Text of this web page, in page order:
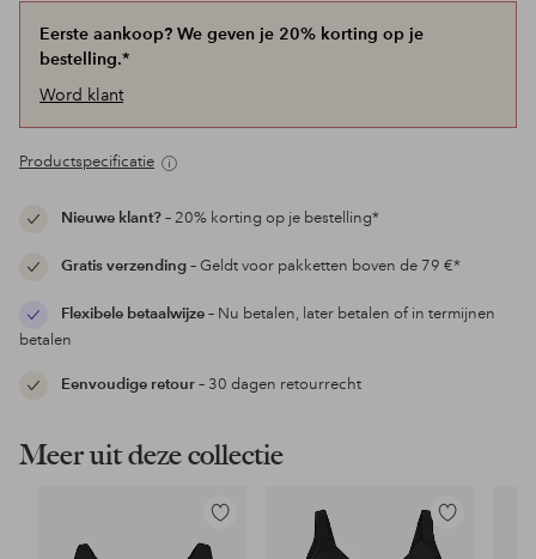
Eerste aankoop? We geven je 20% korting op je
bestelling.*
Word klant
Productspecificatie
Nieuwe klant?– 20% korting op je bestelling*
Gratis verzending– Geldt voor pakketten boven de 79 €*
Flexibele betaalwijze– Nu betalen, later betalen of in termijnen
betalen
Eenvoudige retour– 30 dagen retourrecht
Meer uit deze collectie
Toevoegen
aan
Toevoegen
aan